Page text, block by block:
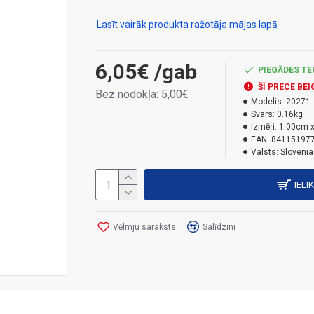
Lasīt vairāk produkta ražotāja mājas lapā
6,05€ /gab
Bez nodokļa: 5,00€
PIEGĀDES
ŠĪ PRECE
Modelis: 20271
Svars: 0.16kg
Izmēri: 1.00cm
EAN:
Valsts: Slovenia
Vēlmju saraksts Salīdzini